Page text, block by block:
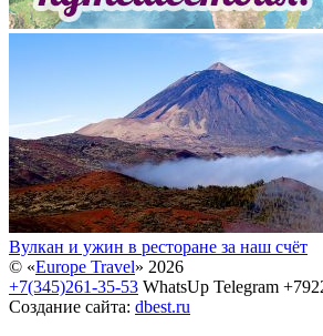
Вулкан и ужин в ресторане за наш счёт
© «Europe Travel» 2026
+7(345)261-35-53 WhatsUp Telegram
Создание сайта: dbest.ru